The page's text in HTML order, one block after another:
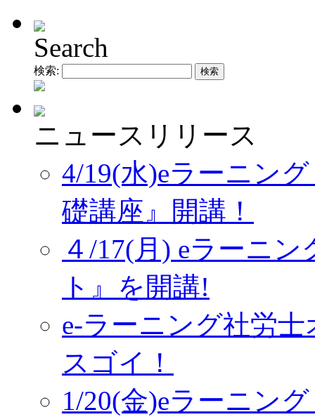
Search
検索:
ニュースリリース
4/19(水)eラーニン
礎講座』開講！
４/17(月) eラーニ
ト』を開講!
e-ラーニング社労
スゴイ！
1/20(金)eラーニン